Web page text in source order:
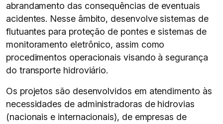
abrandamento das consequências de eventuais
acidentes. Nesse âmbito, desenvolve sistemas de
flutuantes para proteção de pontes e sistemas de
monitoramento eletrônico, assim como
procedimentos operacionais visando à segurança
do transporte hidroviário.
Os projetos são desenvolvidos em atendimento às
necessidades de administradoras de hidrovias
(nacionais e internacionais), de empresas de